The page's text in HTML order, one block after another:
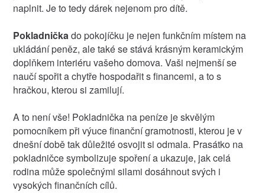
naplnit. Je to tedy dárek nejenom pro dítě.
Pokladničkado pokojíčku je nejen funkčním místem na
ukládání peněz, ale také se stává krásným keramickým
doplňkem interiéru vašeho domova. Vaši nejmenší se
naučí spořit a chytře hospodařit s financemi, a to s
hračkou, kterou si zamilují.
A to není vše! Pokladnička na peníze je skvělým
pomocníkem při výuce finanční gramotnosti, kterou je v
dnešní době tak důležité osvojit si odmala. Prasátko na
pokladničce symbolizuje spoření a ukazuje, jak celá
rodina může společnými silami dosáhnout svých i
vysokých finančních cílů.